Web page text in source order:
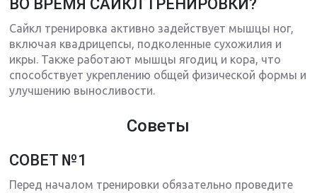
ВО ВРЕМЯ САЙКЛ ТРЕНИРОВКИ?
Сайкл тренировка активно задействует мышцы ног,
включая квадрицепсы, подколенные сухожилия и
икры. Также работают мышцы ягодиц и кора, что
способствует укреплению общей физической формы и
улучшению выносливости.
Советы
СОВЕТ №1
Перед началом тренировки обязательно проведите